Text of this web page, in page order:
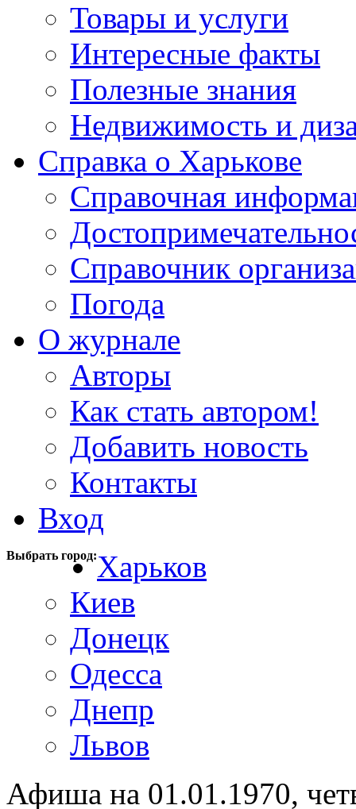
Товары и услуги
Интересные факты
Полезные знания
Недвижимость и
Справка о Харькове
Справочная
Справочник
Погода
О журнале
Авторы
Как стать автором!
Добавить новость
Контакты
Вход
Выбрать город:Харьков
Киев
Донецк
Одесса
Днепр
Львов
Афиша на 01.01.1970,